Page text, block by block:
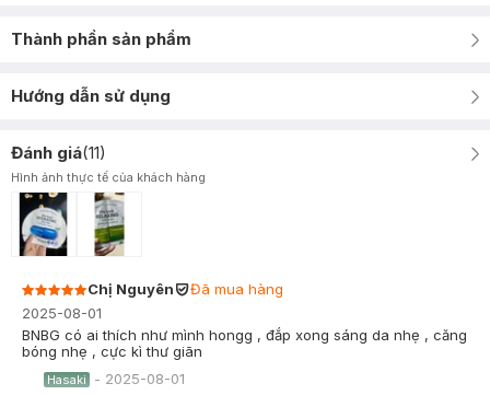
Thành phần sản phẩm
Hướng dẫn sử dụng
Đánh giá(11)
Hình ảnh thực tế của khách hàng
Chị Nguyên
Đã mua hàng
2025-08-01
BNBG có ai thích như mình hongg , đắp xong sáng da nhẹ , căng
bóng nhẹ , cực kì thư giãn
Hasaki - 2025-08-01